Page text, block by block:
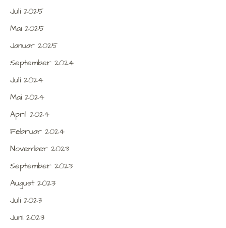
Juli 2025
Mai 2025
Januar 2025
September 2024
Juli 2024
Mai 2024
April 2024
Februar 2024
November 2023
September 2023
August 2023
Juli 2023
Juni 2023